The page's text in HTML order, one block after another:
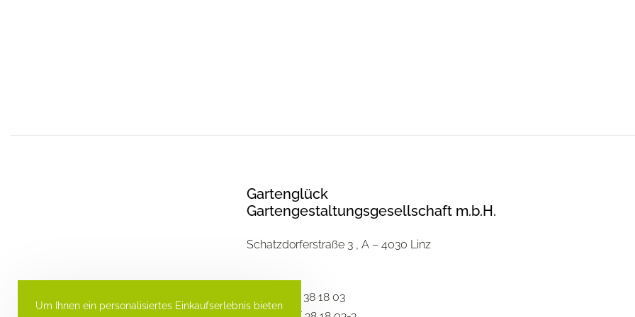
Gartenglück
Gartengestaltungsgesellschaft m.b.H.
Schatzdorferstraße 3 , A – 4030 Linz
Tel. 0732 / 38 18 03
Um Ihnen ein personalisiertes Einkaufserlebnis bieten